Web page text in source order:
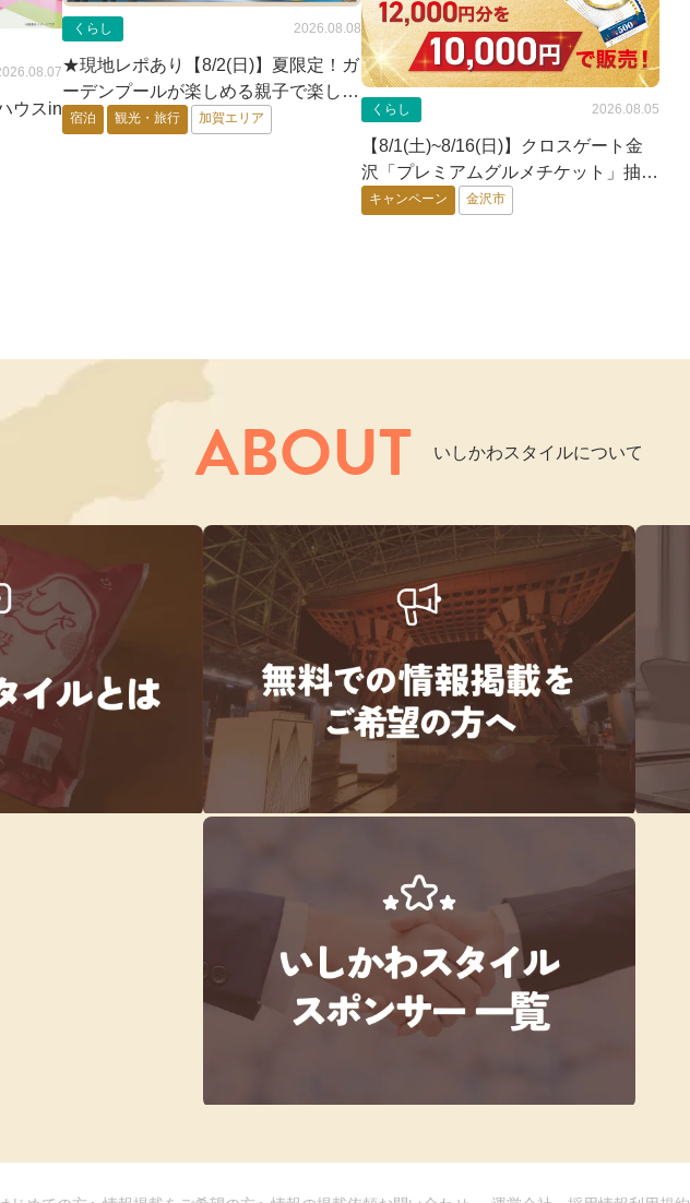
ウスin
くらし 2026.08.08
★現地レポあり【8/2(日)】夏限定！ガ
ーデンプールが楽しめる親子で楽しい
旅館「ゆのくに天祥」@加賀市
宿泊 観光・旅行 加賀エリア
くらし 2026.08.05
【8/1(土)~8/16(日)】クロスゲート金
沢「プレミアムグルメチケット」抽選
販売！【8/16(日)応募締切】
キャンペーン 金沢市
ABOUT いしかわスタイルについて